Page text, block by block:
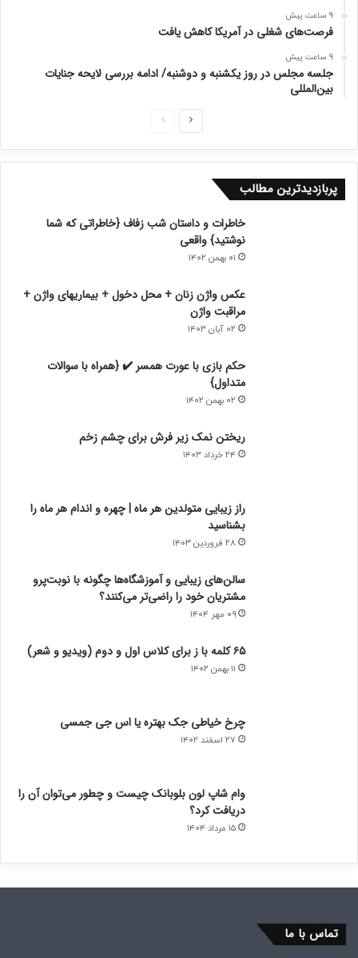
9 ساعت پیش
فرصت‌های شغلی در آمریکا کاهش یافت
9 ساعت پیش
جلسه مجلس در روز یکشنبه و دوشنبه/ ادامه بررسی لایحه جنایات
بین‌المللی
ح
ح
د
پربازدیدترین مطالب
خاطرات و داستان شب زفاف {خاطراتی که شما
نوشتید} واقعی
۰۱ بهمن ۱۴۰۲
عکس واژن زنان + محل دخول + بیماریهای واژن +
مراقبت واژن
۰۲ آبان ۱۴۰۳
حکم بازی با عورت همسر ✔️ {همراه با سوالات
متداول}
۰۲ بهمن ۱۴۰۲
ریختن نمک زیر فرش برای چشم زخم
۲۴ خرداد ۱۴۰۳
راز زیبایی متولدین هر ماه | چهره و اندام هر ماه را
بشناسید
۲۸ فروردین ۱۴۰۳
سالن‌های زیبایی و آموزشگاه‌ها چگونه با نوبت‌پرو
مشتریان خود را راضی‌تر می‌کنند؟
۰۹ مهر ۱۴۰۴
۶۵ کلمه با ز برای کلاس اول و دوم (ویدیو و شعر)
۱۱ بهمن ۱۴۰۲
چرخ خیاطی جک بهتره یا اس جی جمسی
۲۷ اسفند ۱۴۰۲
وام شاپ لون بلوبانک چیست و چطور می‌توان آن را
دریافت کرد؟
۱۵ مرداد ۱۴۰۴
تماس با ما